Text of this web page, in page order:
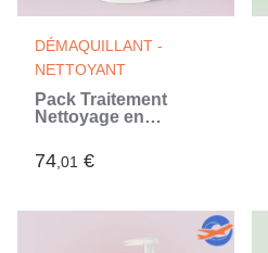
DÉMAQUILLANT -
NETTOYANT
Pack Traitement
Nettoyage en
Kombucha
InnovaGoods
74,01 €